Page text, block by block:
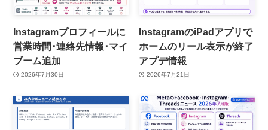
Instagramプロフィールに
営業時間･連絡先情報･マイ
ブーム追加
2026年7月30日
InstagramのiPadアプリで
ホームのリール表示が終了
アプデ情報
2026年7月21日